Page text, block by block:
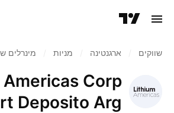
שווקים ארגנטינה מניות‏ מינרלים
Corp
Deposito Arg